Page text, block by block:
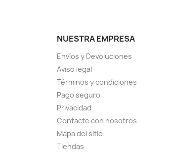
NUESTRA EMPRESA
Envíos y Devoluciones
Aviso legal
Términos y condiciones
Pago seguro
Privacidad
Contacte con nosotros
Mapa del sitio
Tiendas